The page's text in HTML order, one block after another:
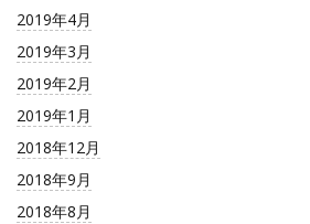
2019年4月
2019年3月
2019年2月
2019年1月
2018年12月
2018年9月
2018年8月